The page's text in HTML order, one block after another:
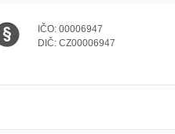
IČO: 00006947
DIČ: CZ00006947